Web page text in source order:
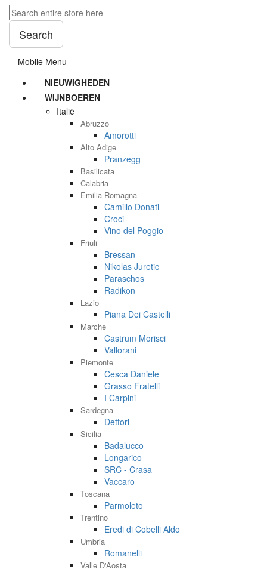
Search
Mobile Menu
NIEUWIGHEDEN
WIJNBOEREN
Italië
Abruzzo
Amorotti
Alto Adige
Pranzegg
Basilicata
Calabria
Emilia Romagna
Camillo Donati
Croci
Vino del Poggio
Friuli
Bressan
Nikolas Juretic
Paraschos
Radikon
Lazio
Piana Dei Castelli
Marche
Castrum Morisci
Vallorani
Piemonte
Cesca Daniele
Grasso Fratelli
I Carpini
Sardegna
Dettori
Sicilia
Badalucco
Longarico
SRC - Crasa
Vaccaro
Toscana
Parmoleto
Trentino
Eredi di Cobelli Aldo
Umbria
Romanelli
Valle D'Aosta